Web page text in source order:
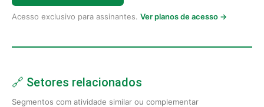
Acesso exclusivo para assinantes. Ver planos de acesso →
🔗 Setores relacionados
Segmentos com atividade similar ou complementar